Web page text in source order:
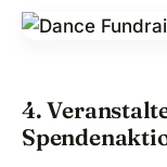
4.